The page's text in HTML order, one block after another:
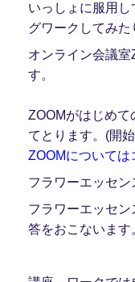
いっしょに服用
グワークしてみ
オンライン会議室
す。
ZOOMがはじめて
てとります。(開
ZOOMについては
フラワーエッセ
フラワーエッセ
答をおこないます